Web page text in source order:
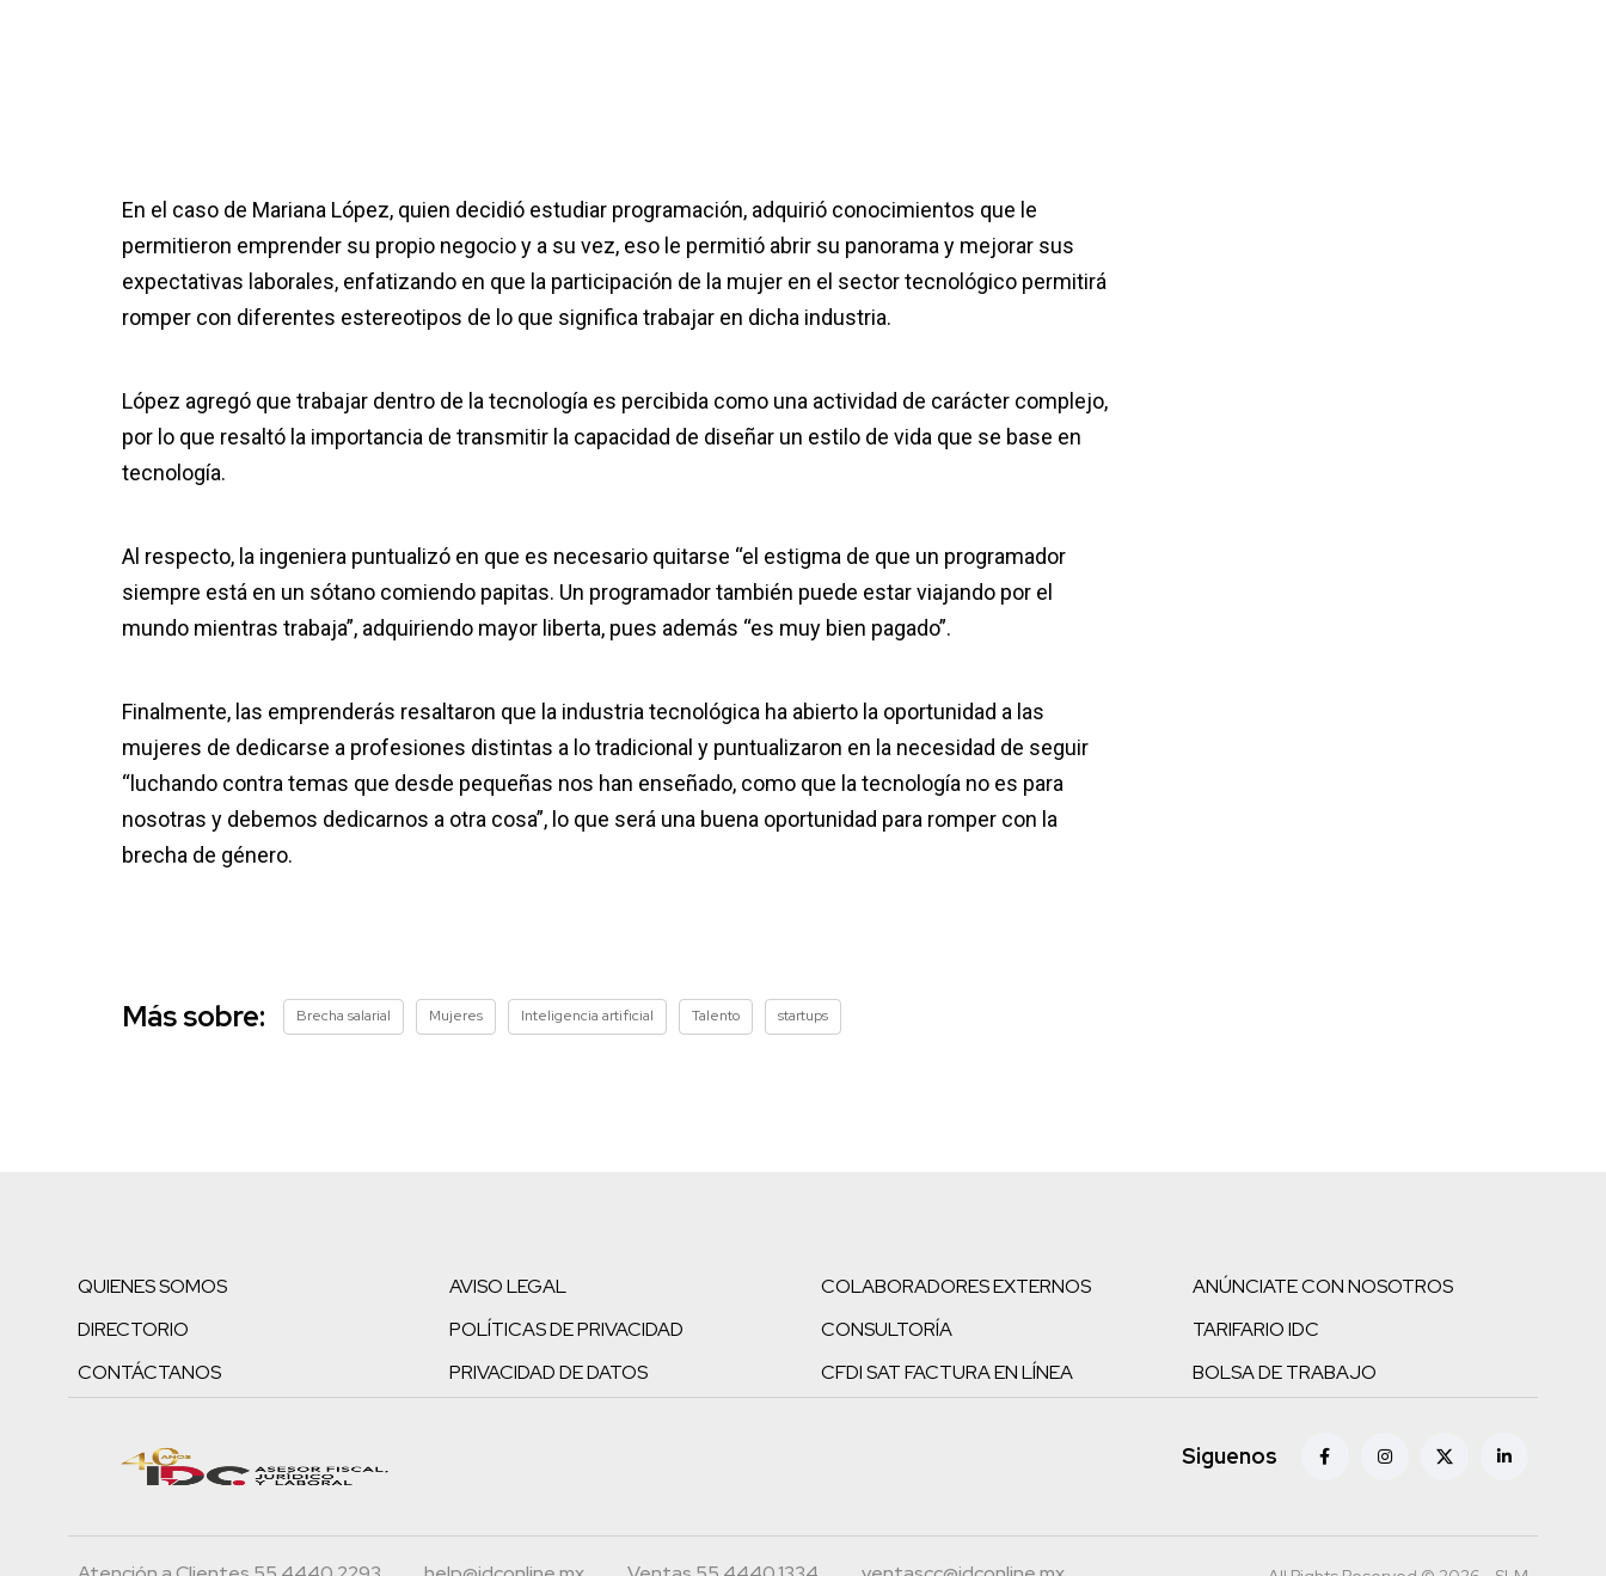
En el caso de Mariana López, quien decidió estudiar programación, adquirió conocimientos que le
permitieron emprender su propio negocio y a su vez, eso le permitió abrir su panorama y mejorar sus
expectativas laborales, enfatizando en que la participación de la mujer en el sector tecnológico permitirá
romper con diferentes estereotipos de lo que significa trabajar en dicha industria.
López agregó que trabajar dentro de la tecnología es percibida como una actividad de carácter complejo,
por lo que resaltó la importancia de transmitir la capacidad de diseñar un estilo de vida que se base en
tecnología.
Al respecto, la ingeniera puntualizó en que es necesario quitarse “el estigma de que un programador
siempre está en un sótano comiendo papitas. Un programador también puede estar viajando por el
mundo mientras trabaja”, adquiriendo mayor liberta, pues además “es muy bien pagado”.
Finalmente, las emprenderás resaltaron que la industria tecnológica ha abierto la oportunidad a las
mujeres de dedicarse a profesiones distintas a lo tradicional y puntualizaron en la necesidad de seguir
“luchando contra temas que desde pequeñas nos han enseñado, como que la tecnología no es para
nosotras y debemos dedicarnos a otra cosa”, lo que será una buena oportunidad para romper con la
brecha de género.
Más sobre: Brecha salarial Mujeres Inteligencia artificial Talento startups
QUIENES SOMOS
DIRECTORIO
CONTÁCTANOS
AVISO LEGAL
POLÍTICAS DE PRIVACIDAD
PRIVACIDAD DE DATOS
COLABORADORES EXTERNOS
CONSULTORÍA
CFDI SAT FACTURA EN LÍNEA
ANÚNCIATE CON NOSOTROS
TARIFARIO IDC
BOLSA DE TRABAJO
Siguenos